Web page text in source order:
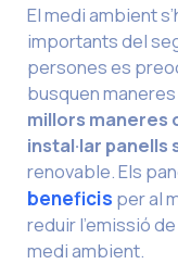
El medi ambient
importants del
persones es
busquen
millors maneres
instal·lar panells
renovable. Els
beneficis per al
reduir l’emissió
medi ambient.